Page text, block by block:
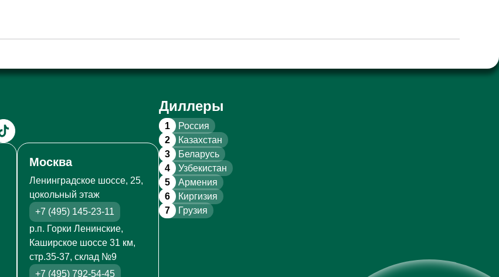
Москва
Ленинградское шоссе, 25,
цокольный этаж
+7 (495) 145-23-11
р.п. Горки Ленинские,
Каширское шоссе 31 км,
стр.35-37, склад №9
+7 (495) 792-54-45
Диллеры
1
Россия
2
Казахстан
3
Беларусь
4
Узбекистан
5
Армения
6
Киргизия
7
Грузия